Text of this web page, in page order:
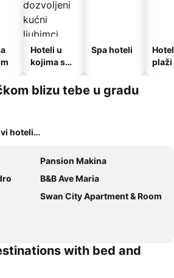
Hoteli u
kojima su
kućni
ljubimci
Spa hoteli
plaži
blizu tebe u gradu
hoteli…
Pansion Makina
B&B Ave Maria
Swan City Apartment & Room
with bed and